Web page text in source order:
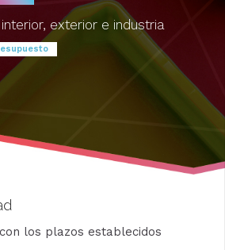
exterior e industria
los plazos establecidos